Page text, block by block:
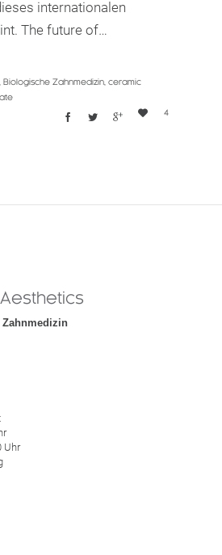
internationalen
The future of…
Biologische Zahnmedizin ceramic
   
Love
4
Uhr